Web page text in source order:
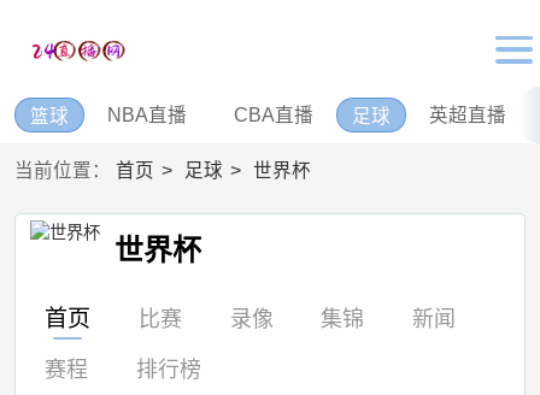
篮球 NBA直播 CBA直播 足球 英超直播
当前位置： 首页 足球 世界杯
世界杯
首页 比赛 录像 集锦 新闻
赛程 排行榜